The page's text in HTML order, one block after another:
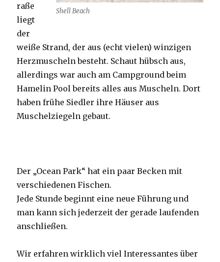
Shell Beach
raße
liegt
der
weiße Strand, der aus (echt vielen) winzigen
Herzmuscheln besteht. Schaut hübsch aus,
allerdings war auch am Campground beim
Hamelin Pool bereits alles aus Muscheln. Dort
haben frühe Siedler ihre Häuser aus
Muschelziegeln gebaut.
Der „Ocean Park“ hat ein paar Becken mit
verschiedenen Fischen.
Jede Stunde beginnt eine neue Führung und
man kann sich jederzeit der gerade laufenden
anschließen.
Wir erfahren wirklich viel Interessantes über